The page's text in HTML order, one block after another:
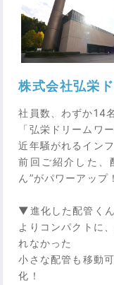
株式会社弘栄
社員数、わずか14
「弘栄ドリームワ
近年騒がれるイン
前回ご紹介した、
ん”がパワーアップ！
▼進化した配管くん
よりコンパクトに
れなかった
小さな配管も移動
化！